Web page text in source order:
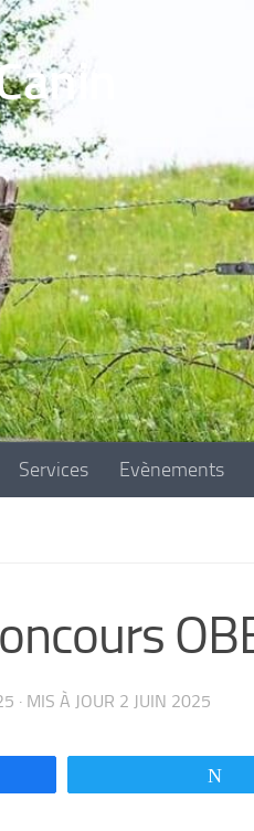
Services Evènements
· MIS À JOUR 2 JUIN 2025